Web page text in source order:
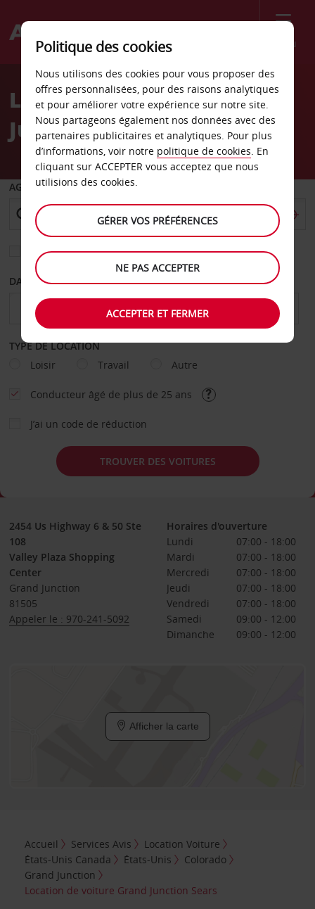
Menu
Welcome
AvisLocation de voiture Grand
Junction Sears
AGENCE DE DÉPART
Sélectionnez une autre agence de retour
DATE DE DÉPART DATE DE RETOUR
TYPE DE LOCATION
Loisir
Travail Autre
Conducteur âgé de plus de 25 ans
J’ai un code de réduction
TROUVER DES VOITURES
2454 Us Highway 6 & 50 Ste
108
Valley Plaza Shopping
Center
Grand Junction
81505
Appeler le : 970-241-5092
Horaires d'ouverture
Lundi
07:00 - 18:00
Mardi
07:00 - 18:00
Mercredi
07:00 - 18:00
Jeudi
07:00 - 18:00
Vendredi
07:00 - 18:00
Samedi
09:00 - 12:00
Dimanche
09:00 - 12:00
Afficher la carte
Accueil Services Avis
Location Voiture
États-Unis Canada
États-Unis
Colorado
Grand Junction
Location de voiture Grand Junction Sears
Politique des cookies
Nous utilisons des cookies pour vous proposer des
offres personnalisées, pour des raisons analytiques
et pour améliorer votre expérience sur notre site.
Nous partageons également nos données avec des
partenaires publicitaires et analytiques. Pour plus
d’informations, voir notre politique de cookies. En
cliquant sur ACCEPTER vous acceptez que nous
utilisions des cookies.
GÉRER VOS PRÉFÉRENCES
NE PAS ACCEPTER
ACCEPTER ET FERMER